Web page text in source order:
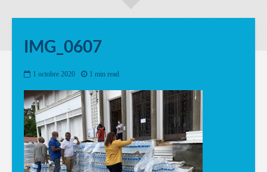
IMG_0607
1 octobre 2020 1 min read